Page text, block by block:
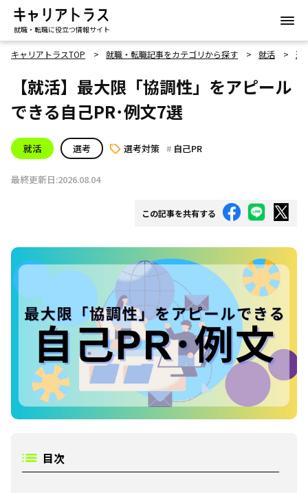
就職・転職に役立つ情報サイト
キャリアトラスTOP 就職・転職記事をカテゴリから探す 就活 選
【就活】最大限「協調性」をアピール
できる自己PR･例文7選
就活 選考 選考対策 自己PR
最終更新日:2026.08.04
この記事を共有する
目次